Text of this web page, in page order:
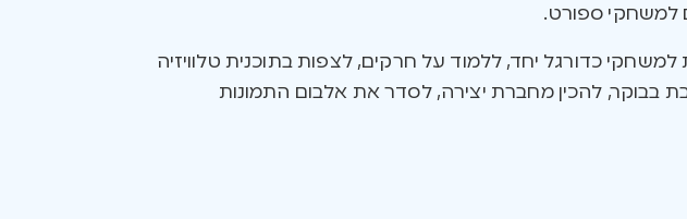
למשחקי ספורט.
כדורגל יחד, ללמוד על חרקים, לצפות בתוכנית טלוויזיה
בבוקר, להכין מחברת יצירה, לסדר את אלבום התמונות